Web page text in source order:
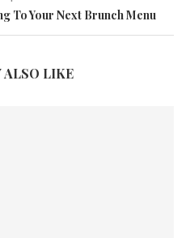
To Your Next Brunch Menu
ALSO LIKE